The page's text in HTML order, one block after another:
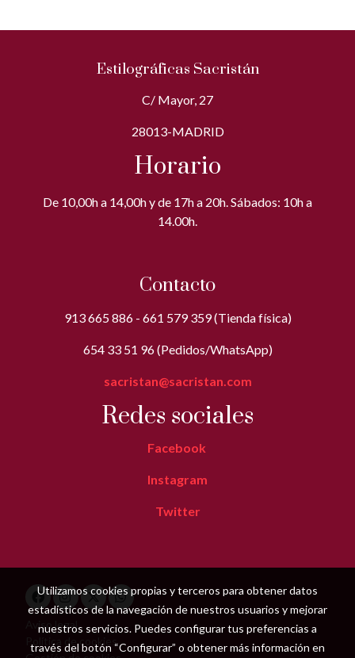
Estilográficas Sacristán
C/ Mayor, 27
28013-MADRID
Horario
De 10,00h a 14,00h y de 17h a 20h. Sábados: 10h a
14.00h.
Contacto
913 665 886 - 661 579 359 (Tienda física)
654 33 51 96 (Pedidos/WhatsApp)
sacristan@sacristan.com
Redes sociales
Facebook
Instagram
Twitter
Aviso legal
Política de cookies
Utilizamos cookies propias y terceros para obtener datos
estadísticos de la navegación de nuestros usuarios y mejorar
nuestros servicios. Puedes configurar tus preferencias a
través del botón “Configurar” o obtener más información en